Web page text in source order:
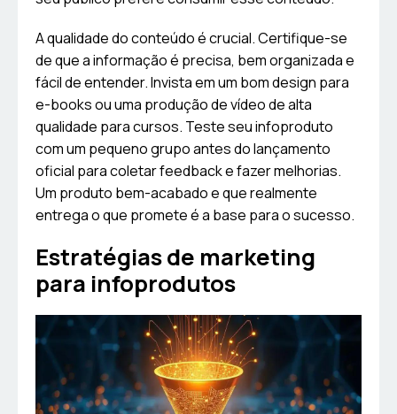
A qualidade do conteúdo é crucial. Certifique-se
de que a informação é precisa, bem organizada e
fácil de entender. Invista em um bom design para
e-books ou uma produção de vídeo de alta
qualidade para cursos. Teste seu infoproduto
com um pequeno grupo antes do lançamento
oficial para coletar feedback e fazer melhorias.
Um produto bem-acabado e que realmente
entrega o que promete é a base para o sucesso.
Estratégias de marketing
para infoprodutos